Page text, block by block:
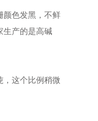
颜色发黑，不鲜
生产的是高碱
，这个比例稍微